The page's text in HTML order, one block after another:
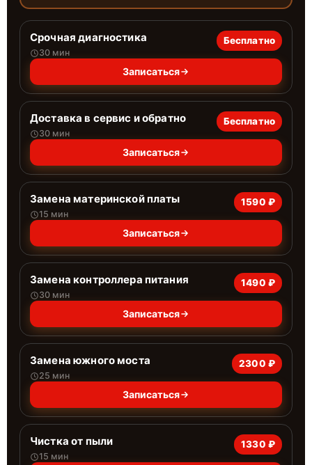
Срочная диагностика
30 мин
Бесплатно
Записаться
Доставка в сервис и обратно
30 мин
Бесплатно
Записаться
Замена материнской платы
15 мин
1590 ₽
Записаться
Замена контроллера питания
30 мин
1490 ₽
Записаться
Замена южного моста
25 мин
2300 ₽
Записаться
Чистка от пыли
15 мин
1330 ₽